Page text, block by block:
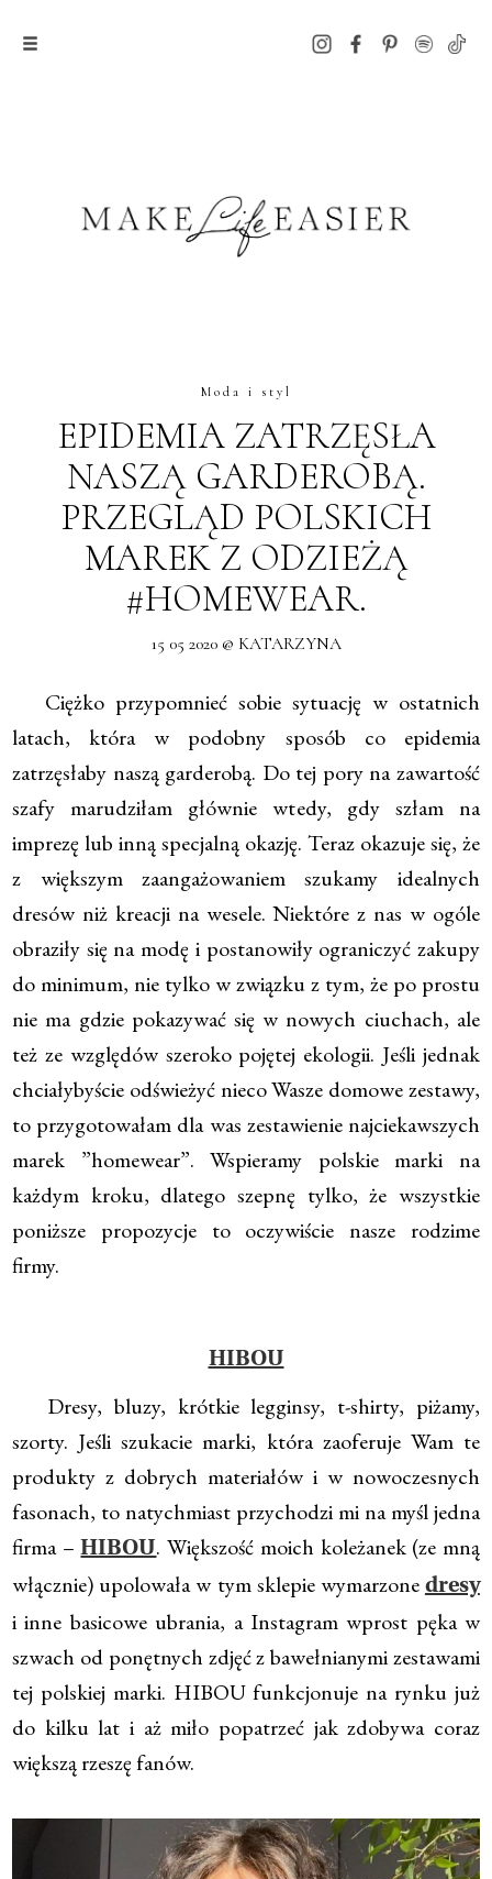
Moda i styl
EPIDEMIA ZATRZĘSŁA
NASZĄ GARDEROBĄ.
PRZEGLĄD POLSKICH
MAREK Z ODZIEŻĄ
#HOMEWEAR.
15 05 2020 @ KATARZYNA
Ciężko przypomnieć sobie sytuację w ostatnich
latach, która w podobny sposób co epidemia
zatrzęsłaby naszą garderobą. Do tej pory na zawartość
szafy marudziłam głównie wtedy, gdy szłam na
imprezę lub inną specjalną okazję. Teraz okazuje się, że
z większym zaangażowaniem szukamy idealnych
dresów niż kreacji na wesele. Niektóre z nas w ogóle
obraziły się na modę i postanowiły ograniczyć zakupy
do minimum, nie tylko w związku z tym, że po prostu
nie ma gdzie pokazywać się w nowych ciuchach, ale
też ze względów szeroko pojętej ekologii. Jeśli jednak
chciałybyście odświeżyć nieco Wasze domowe zestawy,
to przygotowałam dla was zestawienie najciekawszych
marek ”homewear”. Wspieramy polskie marki na
każdym kroku, dlatego szepnę tylko, że wszystkie
poniższe propozycje to oczywiście nasze rodzime
firmy.
HIBOU
Dresy, bluzy, krótkie legginsy, t-shirty, piżamy,
szorty. Jeśli szukacie marki, która zaoferuje Wam te
produkty z dobrych materiałów i w nowoczesnych
fasonach, to natychmiast przychodzi mi na myśl jedna
firma –HIBOU. Większość moich koleżanek (ze mną
włącznie) upolowała w tym sklepie wymarzone dresy
i inne basicowe ubrania, a Instagram wprost pęka w
szwach od ponętnych zdjęć z bawełnianymi zestawami
tej polskiej marki. HIBOU funkcjonuje na rynku już
do kilku lat i aż miło popatrzeć jak zdobywa coraz
większą rzeszę fanów.